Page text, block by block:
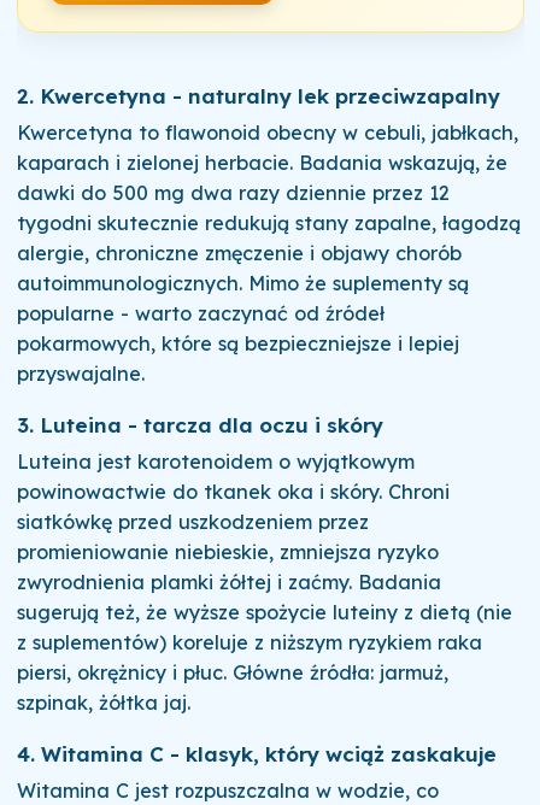
2. Kwercetyna - naturalny lek przeciwzapalny
Kwercetyna to flawonoid obecny w cebuli, jabłkach,
kaparach i zielonej herbacie. Badania wskazują, że
dawki do 500 mg dwa razy dziennie przez 12
tygodni skutecznie redukują stany zapalne, łagodzą
alergie, chroniczne zmęczenie i objawy chorób
autoimmunologicznych. Mimo że suplementy są
popularne - warto zaczynać od źródeł
pokarmowych, które są bezpieczniejsze i lepiej
przyswajalne.
3. Luteina - tarcza dla oczu i skóry
Luteina jest karotenoidem o wyjątkowym
powinowactwie do tkanek oka i skóry. Chroni
siatkówkę przed uszkodzeniem przez
promieniowanie niebieskie, zmniejsza ryzyko
zwyrodnienia plamki żółtej i zaćmy. Badania
sugerują też, że wyższe spożycie luteiny z dietą (nie
z suplementów) koreluje z niższym ryzykiem raka
piersi, okrężnicy i płuc. Główne źródła: jarmuż,
szpinak, żółtka jaj.
4. Witamina C - klasyk, który wciąż zaskakuje
Witamina C jest rozpuszczalna w wodzie, co